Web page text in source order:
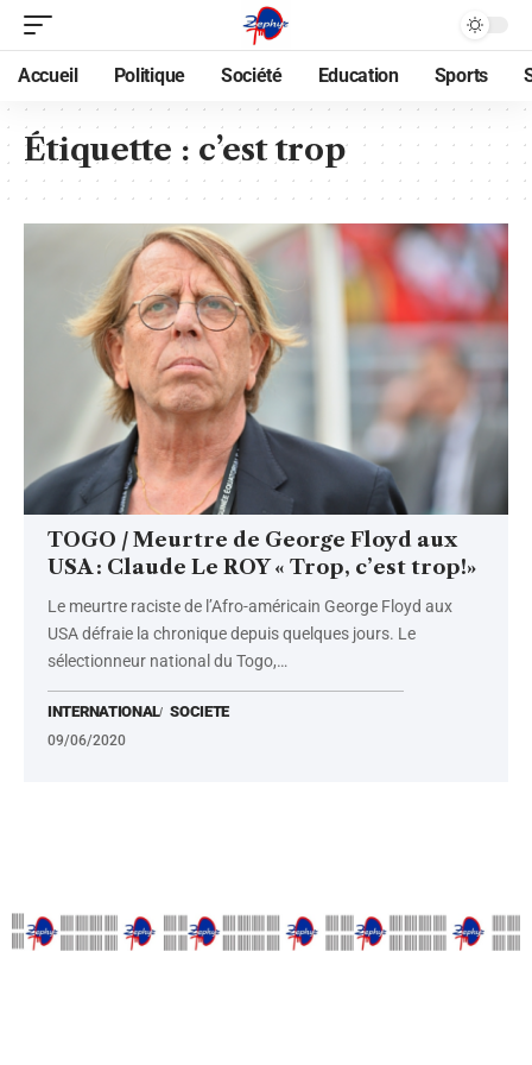
Accueil Politique Société Education Sports
Étiquette : c’est trop
TOGO / Meurtre de George Floyd aux
USA : Claude Le ROY « Trop, c’est trop!»
Le meurtre raciste de l’Afro-américain George Floyd aux
USA défraie la chronique depuis quelques jours. Le
sélectionneur national du Togo,…
INTERNATIONAL SOCIETE
09/06/2020